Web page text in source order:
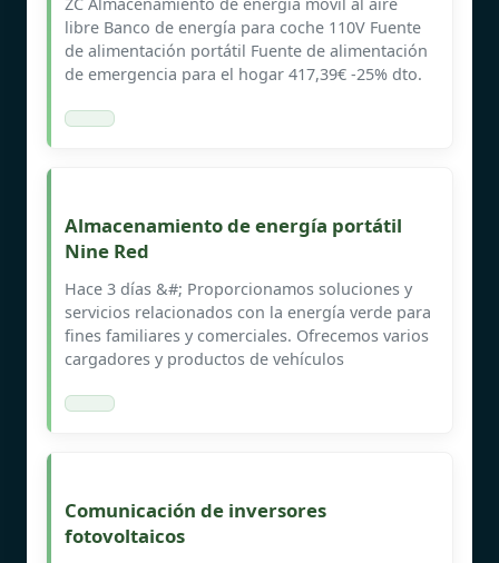
libre Banco de energía para coche 110V Fuente
de alimentación portátil Fuente de alimentación
de emergencia para el hogar 417,39€ -25% dto.
Almacenamiento de energía portátil
Nine Red
Hace 3 días &#; Proporcionamos soluciones y
servicios relacionados con la energía verde para
fines familiares y comerciales. Ofrecemos varios
cargadores y productos de vehículos
Comunicación de inversores
fotovoltaicos